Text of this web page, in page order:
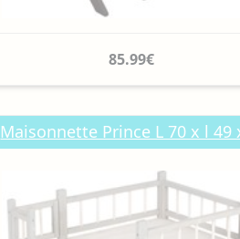
85.99€
Maisonnette Prince L 70 x l